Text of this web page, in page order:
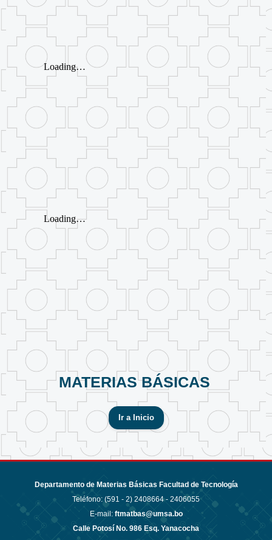
MATERIAS BÁSICAS
Ir a Inicio
Departamento de Materias Básicas Facultad de Tecnología
Teléfono: (591 - 2) 2408664 - 2406055
E-mail: ftmatbas@umsa.bo
Calle Potosí No. 986 Esq. Yanacocha